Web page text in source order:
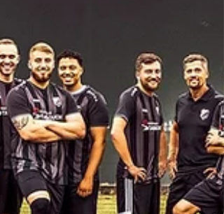
Mit viel Einsatz, Leidenschaft und einem guten Gespür
für das Team hat er entscheidend zur positiven
Entwicklung der Mannschaft beigetra